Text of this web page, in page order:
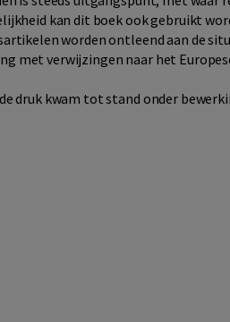
kan dit boek ook gebruikt
worden ontleend aan de
met verwijzingen naar het
druk kwam tot stand onder